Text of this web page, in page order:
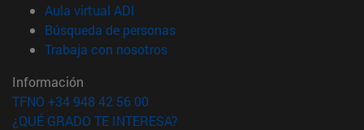
Aula virtual ADI
Búsqueda de personas(abre en nueva ventana)
Trabaja con nosotros(abre en nueva ventana)
Información
TFNO +34 948 42 56 00
¿QUÉ GRADO TE INTERESA?